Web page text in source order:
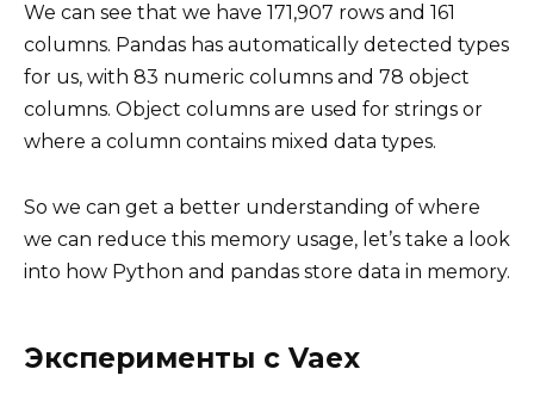
We can see that we have 171,907 rows and 161
columns. Pandas has automatically detected types
for us, with 83 numeric columns and 78 object
columns. Object columns are used for strings or
where a column contains mixed data types.
So we can get a better understanding of where
we can reduce this memory usage, let’s take a look
into how Python and pandas store data in memory.
Эксперименты с Vaex